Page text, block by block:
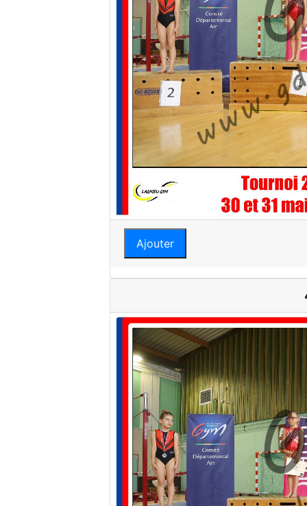
Ajouter